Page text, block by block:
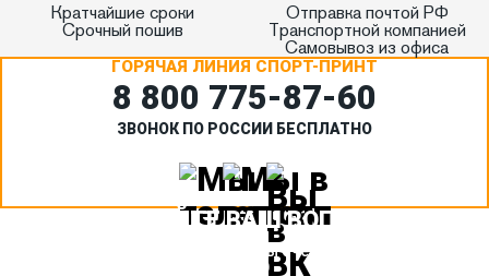
Кратчайшие сроки
Срочный пошив
Отправка почтой РФ
Транспортной компанией
Самовывоз из офиса
ГОРЯЧАЯ ЛИНИЯ СПОРТ-ПРИНТ
8 800 775‑87-60
ЗВОНОК ПО РОССИИ БЕСПЛАТНО
ЗАДАЙТЕ ВАШ ВОПРОС
Или кратко опишите ситуацию. Мы очень быстро свяжемся с
вами :)